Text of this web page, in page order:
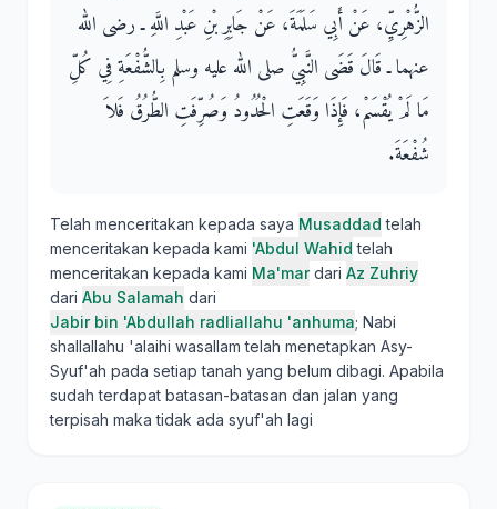
الزُّهْرِيِّ، عَنْ أَبِي سَلَمَةَ، عَنْ جَابِرِ بْنِ عَبْدِ اللَّهِ ـ رضى الله
عنهما ـ قَالَ قَضَى النَّبِيُّ صلى الله عليه وسلم بِالشُّفْعَةِ فِي كُلِّ
مَا لَمْ يُقْسَمْ، فَإِذَا وَقَعَتِ الْحُدُودُ وَصُرِّفَتِ الطُّرُقُ فَلاَ
شُفْعَةَ‏.‏
Telah menceritakan kepada saya Musaddad telah
menceritakan kepada kami 'Abdul Wahid telah
menceritakan kepada kami Ma'mardari Az Zuhriy
dari Abu Salamah dari
Jabir bin 'Abdullah radliallahu 'anhuma; Nabi
shallallahu 'alaihi wasallam telah menetapkan Asy-
Syuf'ah pada setiap tanah yang belum dibagi. Apabila
sudah terdapat batasan-batasan dan jalan yang
terpisah maka tidak ada syuf'ah lagi